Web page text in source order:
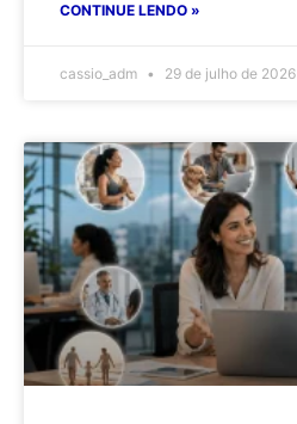
CONTINUE LENDO »
cassio_adm 29 de julho de 2026